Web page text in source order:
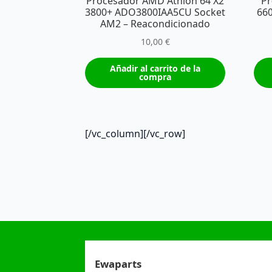
3800+ ADO3800IAA5CU Socket
AM2 – Reacondicionado
10,00 €
Añadir al carrito de la
compra
[/vc_column][/vc_row]
Ewaparts